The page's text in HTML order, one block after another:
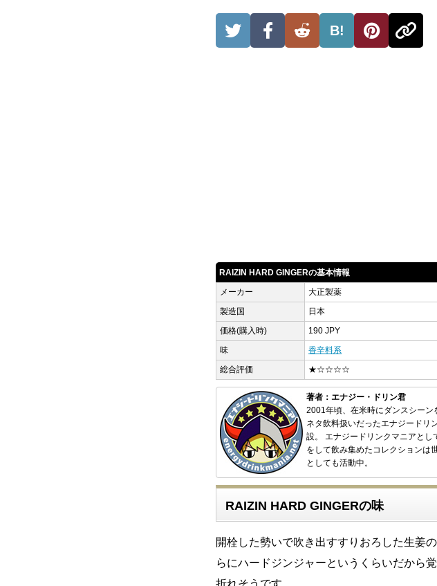
B!
RAIZIN HARD GINGERの基本情報
メーカー
大正製薬
製造国
日本
価格(購入時)
190 JPY
味
香辛料系
総合評価
★☆☆☆☆
著者：エナジー・ドリン君
2001年頃、在米時にダンスシー
ネタ飲料扱いだったエナジードリ
設。 エナジードリンクマニアとし
をして飲み集めたコレクションは
としても活動中。
RAIZIN HARD GINGERの味
開栓した勢いで吹き出すすりおろした生姜
らにハードジンジャーというくらいだから
折れそうです。